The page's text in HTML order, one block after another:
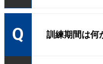
Q 訓練期間は何